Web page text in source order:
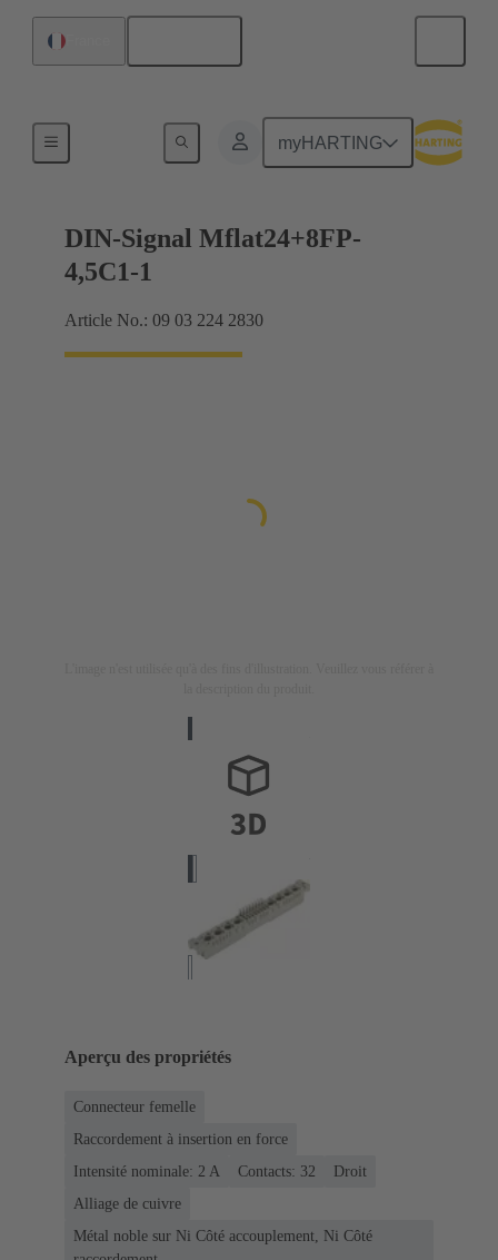
myHARTING
Raccordement carte mère à carte fille
DIN-Signal Mflat24+8FP-
4,5C1-1
Article No.: 09 03 224 2830
Aperçu des propriétés
Connecteur femelle
Raccordement à insertion en force
Intensité nominale: ‌2 A
Contacts: 32
Droit
Alliage de cuivre
Métal noble sur Ni Côté accouplement, Ni Côté